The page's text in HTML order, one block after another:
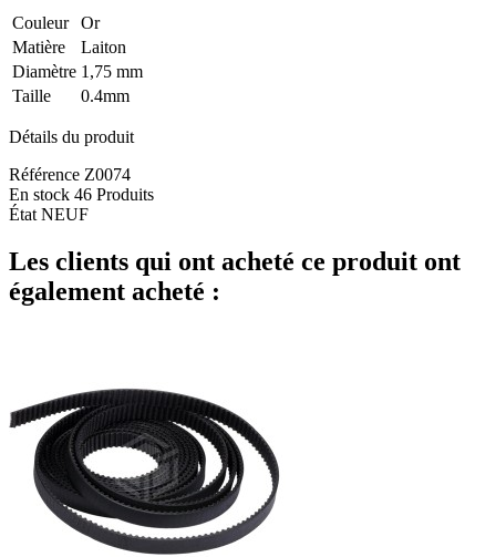
Couleur
Or
Matière
Laiton
Diamètre 1,75 mm
Taille
0.4mm
Détails du produit
Référence Z0074
En stock 46 Produits
État NEUF
Les clients qui ont acheté ce produit ont
également acheté :